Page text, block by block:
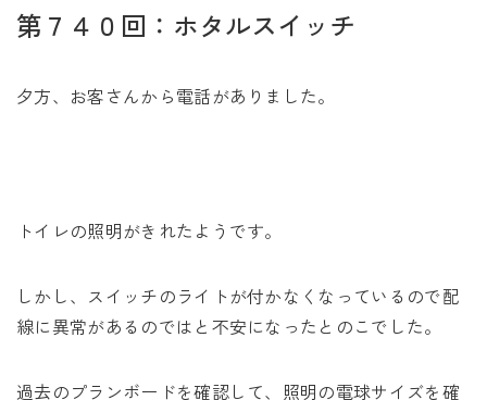
モデルハウス
Tel. 0257-27-2157
第７４０回：ホタルスイッチ
夕方、お客さんから電話がありました。
トイレの照明がきれたようです。
しかし、スイッチのライトが付かなくなっているので配
線に異常があるのではと不安になったとのこでした。
過去のプランボードを確認して、照明の電球サイズを確